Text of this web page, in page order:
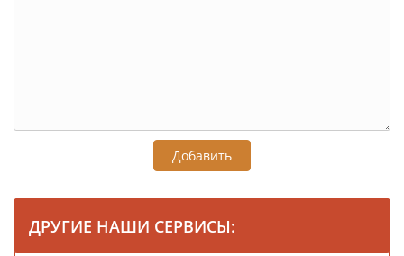
Добавить
ДРУГИЕ НАШИ СЕРВИСЫ: